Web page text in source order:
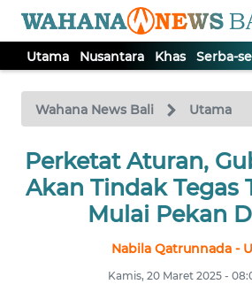
Utama Nusantara Khas Serba-
Wahana News Bali Utama
Perketat Aturan,
Akan Tindak Tegas
Mulai Pekan
Nabila Qatrunnada -
Kamis, 20 Maret 2025 -
TV
Tutup
UTAMA
NUSANTARA